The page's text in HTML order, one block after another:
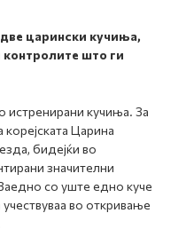
царински кучиња,
контролите што ги
истренирани кучиња. За
Царина
бидејќи во
значителни
со уште едно куче
во откривање